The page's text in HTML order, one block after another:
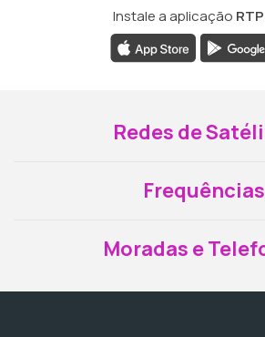
Instale a aplicação
Redes de
Frequências
Moradas e